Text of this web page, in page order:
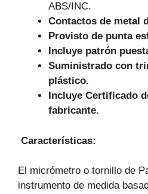
ABS/INC.
Contactos de metal
Provisto de punta
Incluye patrón
Suministrado con
plástico.
Incluye Certificado
fabricante.
Características:
El micrómetro o tornillo de
instrumento de medida